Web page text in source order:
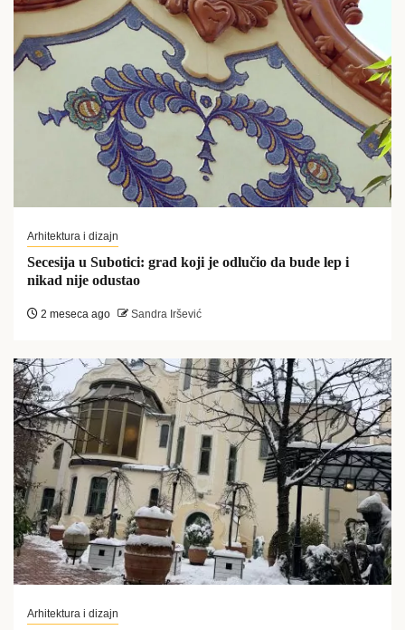
Arhitektura i dizajn
Secesija u Subotici: grad koji je odlučio da bude lep i
nikad nije odustao
2 meseca ago Sandra Iršević
Arhitektura i dizajn